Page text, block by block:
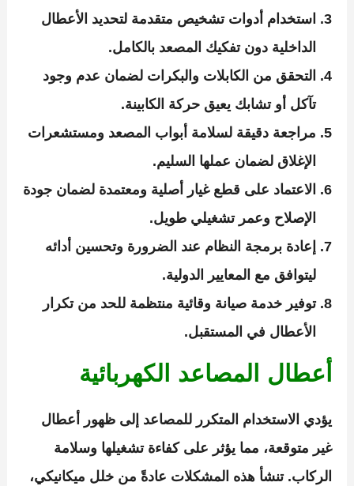
استخدام أدوات تشخيص متقدمة لتحديد الأعطال
الداخلية دون تفكيك المصعد بالكامل.
التحقق من الكابلات والبكرات لضمان عدم وجود
تآكل أو تشابك يعيق حركة الكابينة.
مراجعة دقيقة لسلامة أبواب المصعد ومستشعرات
الإغلاق لضمان عملها السليم.
الاعتماد على قطع غيار أصلية ومعتمدة لضمان جودة
الإصلاح وعمر تشغيلي طويل.
إعادة برمجة النظام عند الضرورة وتحسين أدائه
ليتوافق مع المعايير الدولية.
توفير خدمة صيانة وقائية منتظمة للحد من تكرار
الأعطال في المستقبل.
أعطال المصاعد الكهربائية
يؤدي الاستخدام المتكرر للمصاعد إلى ظهور أعطال
غير متوقعة، مما يؤثر على كفاءة تشغيلها وسلامة
الركاب. تنشأ هذه المشكلات عادةً من خلل ميكانيكي،